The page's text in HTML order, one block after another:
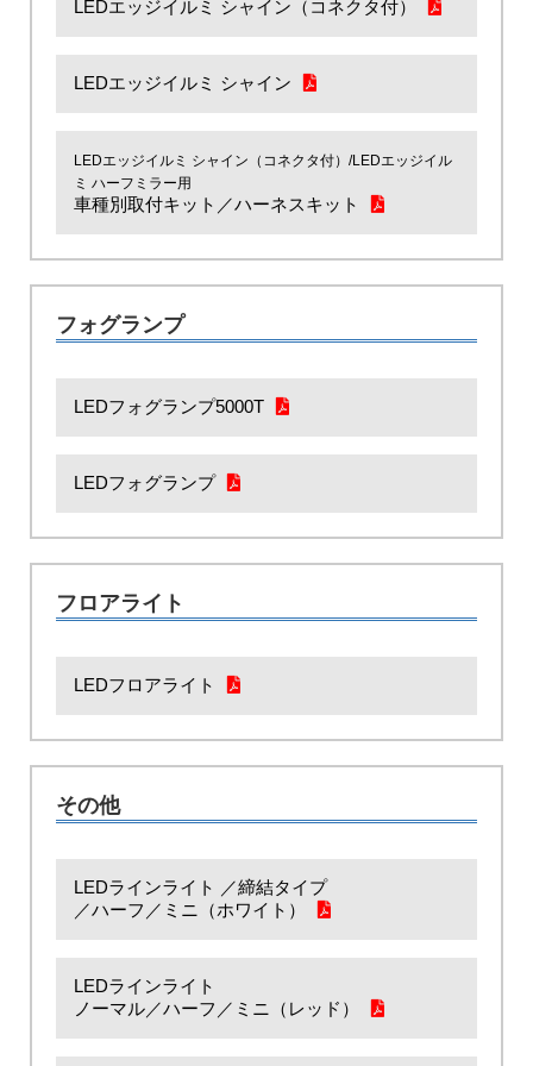
LEDエッジイルミ シャイン（コネクタ付）
LEDエッジイルミ シャイン
LEDエッジイルミ シャイン（コネクタ付）/LEDエッジイル
ミ ハーフミラー用
車種別取付キット／ハーネスキット
フォグランプ
LEDフォグランプ5000T
LEDフォグランプ
フロアライト
LEDフロアライト
その他
LEDラインライト ／締結タイプ
／ハーフ／ミニ（ホワイト）
LEDラインライト
ノーマル／ハーフ／ミニ（レッド）